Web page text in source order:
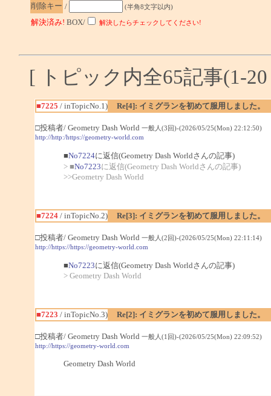
削除キー / (半角8文字以内)
解決済み! BOX/ 解決したらチェックしてください!
[ トピック内全65記事(1-
■7225 / inTopicNo.1) Re[4]: イミグランを初めて服用しました。
□投稿者/ Geometry Dash World 一般人(3回)-(2026/05/25(Mon) 22:12:50)
http://http:/https://geometry-world.com
■No7224に返信(Geometry Dash Worldさんの記事)
> ■No7223に返信(Geometry Dash Worldさんの記事)
>>Geometry Dash World
■7224/ inTopicNo.2) Re[3]: イミグランを初めて服用しました。
□投稿者/ Geometry Dash World 一般人(2回)-(2026/05/25(Mon) 22:11:14)
http://https://https://geometry-world.com
■No7223に返信(Geometry Dash Worldさんの記事)
> Geometry Dash World
■7223 / inTopicNo.3) Re[2]: イミグランを初めて服用しました。
□投稿者/ Geometry Dash World 一般人(1回)-(2026/05/25(Mon) 22:09:52)
http://https://geometry-world.com
Geometry Dash World